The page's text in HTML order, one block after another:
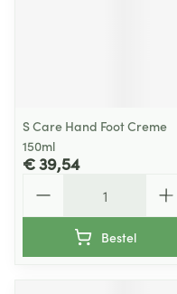
S Care Hand Foot Creme
150ml
€ 39,54
Bestel